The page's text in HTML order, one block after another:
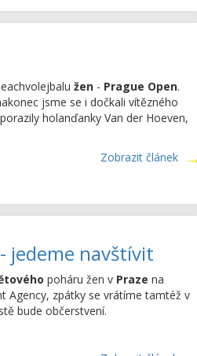
žen - Prague Open.
jsme se i dočkali vítězného
holanďanky Van der Hoeven,
Zobrazit článek
jedeme navštívit
poháru žen v Praze na
Agency, zpátky se vrátíme tamtéž v
bude občerstvení.